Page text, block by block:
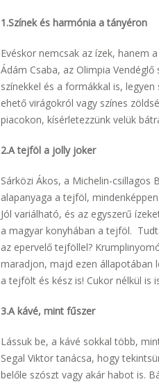
1.Színek és harmónia a tányéron
Evéskor nemcsak az ízek, hanem
Ádám Csaba, az Olimpia
színekkel és a formákkal is,
ehető virágokról vagy színes
piacokon, kísérletezzünk velük
2.A tejföl a jolly joker
Sárközi Ákos, a Michelin-
alapanyaga a tejföl,
Jól variálható, és az egyszerű
a magyar konyhában a tejföl.
az epervelő tejföllel?
maradjon, majd ezen állapotában
a tejfölt és kész is! Cukor nélkül is
3.A kávé, mint fűszer
Lássuk be, a kávé sokkal több,
Segal Viktor tanácsa, hogy
belőle szószt vagy akár habot is.